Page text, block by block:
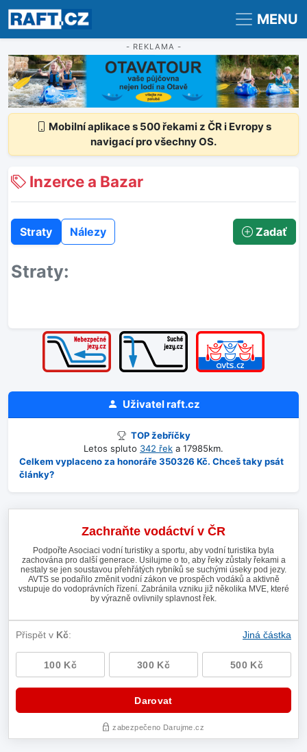
Registrace Přihlášení MENU
- REKLAMA -
Mobilní aplikace s 500 řekami z ČR i Evropy s
navigací pro všechny OS.
Inzerce a Bazar
Straty Nálezy Zadať
Straty:
Uživatelraft.cz
TOP žebříčky
Letos spluto 342 řek a 17985km.
Celkem vyplaceno za honoráře 350326 Kč. Chceš taky psát
články?